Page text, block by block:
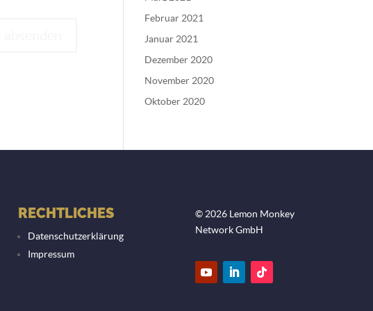
Februar 2021
Januar 2021
Dezember 2020
November 2020
Oktober 2020
RECHTLICHES
Datenschutzerklärung
Impressum
© 2026 Lemon Monkey
Network GmbH